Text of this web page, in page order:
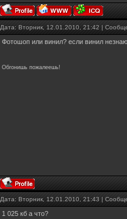
Дата: Вторник, 12.01.2010, 21:42 |
Фотошоп или винил? если винил незнаю
Обгонишь пожалеешь!
Дата: Вторник, 12.01.2010, 21:43 |
1 025 кб а что?